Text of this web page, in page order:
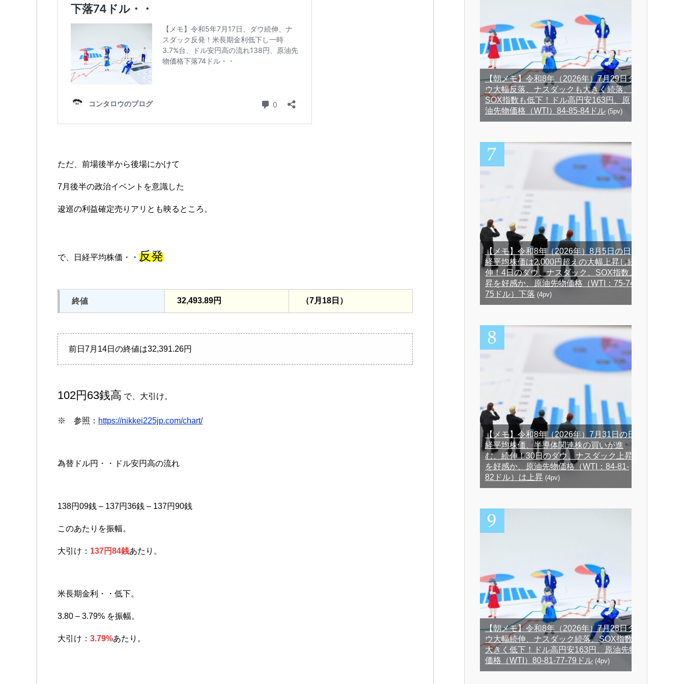
ただ、前場後半から後場にかけて
7月後半の政治イベントを意識した
逡巡の利益確定売りアリとも映るところ。
で、日経平均株価・・ 反発
終値 32,493.89円 （7月18日）
前日7月14日の終値は32,391.26円
102円63銭高 で、大引け。
※ 参照： https://nikkei225jp.com/chart/
為替ドル円・・ドル安円高の流れ
138円09銭 – 137円36銭 – 137円90銭
このあたりを振幅。
大引け： 137円84銭あたり。
米長期金利・・低下。
3.80 – 3.79% を振幅。
大引け： 3.79%あたり。
【朝メモ】令和8年（2026年）7月29日ダ
ウ大幅反落、ナスダックも大きく続落、
SOX指数も低下！ドル高円安163円、原
油先物価格（WTI）84-85-84ドル (5pv)
【メモ】令和8年（2026年）8月5日の日
経平均株価は2,000円超えの大幅上昇し続
伸！4日のダウ、ナスダック、SOX指数上
昇を好感か、原油先物価格（WTI：75-74-
75ドル）下落 (4pv)
【メモ】令和8年（2026年）7月31日の日
経平均株価、半導体関連株の買いが進
む、続伸！30日のダウ、ナスダック上昇
を好感か、原油先物価格（WTI：84-81-
82ドル）は上昇 (4pv)
【朝メモ】令和8年（2026年）7月28日ダ
ウ大幅続伸、ナスダック続落、SOX指数
大きく低下！ドル高円安163円、原油先物
価格（WTI）80-81-77-79ドル (4pv)